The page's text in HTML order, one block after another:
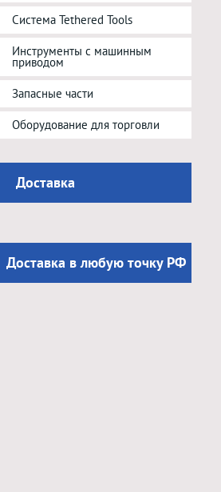
Система Tethered Tools
Инструменты с машинным
приводом
Запасные части
Оборудование для торговли
Доставка
Доставка в любую точку РФ